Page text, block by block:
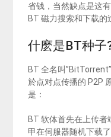
省钱，当然缺点是这
BT 磁力搜索和下载的
什麽是BT种子
BT 全名叫
於点对点传播的 P2P
是：
BT 软体首先在上传者
甲在伺服器随机下载